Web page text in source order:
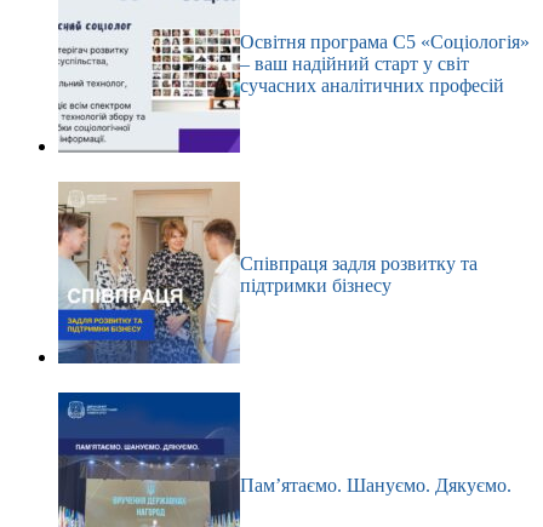
Освітня програма С5 «Соціологія»
– ваш надійний старт у світ
сучасних аналітичних професій
Співпраця задля розвитку та
підтримки бізнесу
Пам’ятаємо. Шануємо. Дякуємо.